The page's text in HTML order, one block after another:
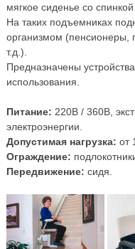
мягкое сиденье со
На таких подъемниках
организмом (пенсионеры,
т.д.).
Предназначены
использования.
Питание: 220В / 360В,
электроэнергии.
Допустимая нагрузка: от
Ограждение:
Передвижение: сидя.